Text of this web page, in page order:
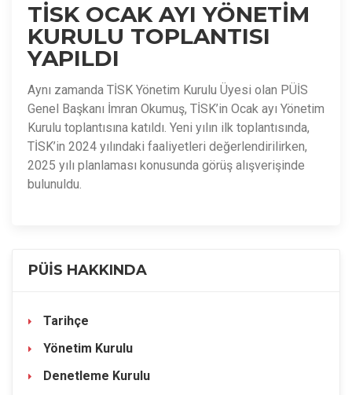
TİSK OCAK AYI YÖNETİM
KURULU TOPLANTISI
YAPILDI
Aynı zamanda TİSK Yönetim Kurulu Üyesi olan PÜİS
Genel Başkanı İmran Okumuş, TİSK’in Ocak ayı Yönetim
Kurulu toplantısına katıldı. Yeni yılın ilk toplantısında,
TİSK’in 2024 yılındaki faaliyetleri değerlendirilirken,
2025 yılı planlaması konusunda görüş alışverişinde
bulunuldu.
PÜİS HAKKINDA
Tarihçe
Yönetim Kurulu
Denetleme Kurulu